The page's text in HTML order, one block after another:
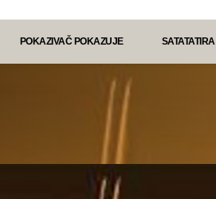
POKAZIVAČ POKAZUJE SATATATIRA